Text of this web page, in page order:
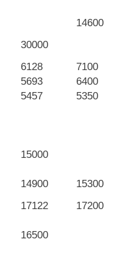
14600
30000
6128 7100
5693 6400
5457 5350
15000
14900 15300
17122 17200
16500